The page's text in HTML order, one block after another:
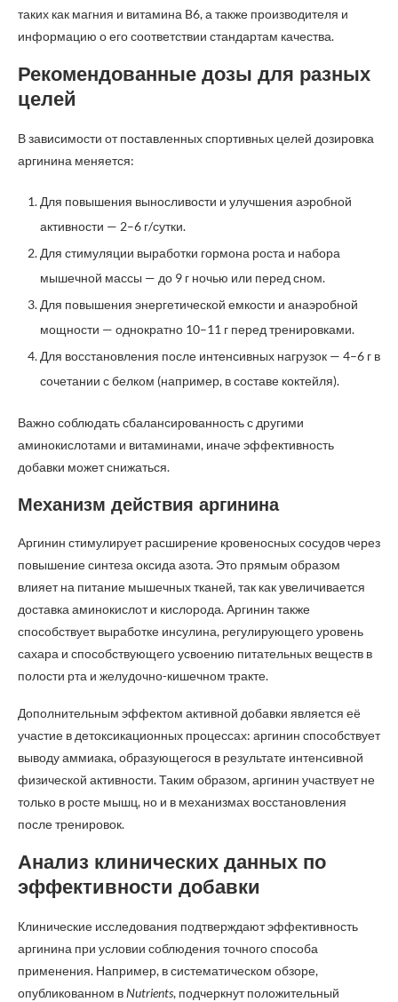
таких как магния и витамина B6, а также производителя и
информацию о его соответствии стандартам качества.
Рекомендованные дозы для разных
целей
В зависимости от поставленных спортивных целей дозировка
аргинина меняется:
Для повышения выносливости и улучшения аэробной
активности — 2–6 г/сутки.
Для стимуляции выработки гормона роста и набора
мышечной массы — до 9 г ночью или перед сном.
Для повышения энергетической емкости и анаэробной
мощности — однократно 10–11 г перед тренировками.
Для восстановления после интенсивных нагрузок — 4–6 г в
сочетании с белком (например, в составе коктейля).
Важно соблюдать сбалансированность с другими
аминокислотами и витаминами, иначе эффективность
добавки может снижаться.
Механизм действия аргинина
Аргинин стимулирует расширение кровеносных сосудов через
повышение синтеза оксида азота. Это прямым образом
влияет на питание мышечных тканей, так как увеличивается
доставка аминокислот и кислорода. Аргинин также
способствует выработке инсулина, регулирующего уровень
сахара и способствующего усвоению питательных веществ в
полости рта и желудочно-кишечном тракте.
Дополнительным эффектом активной добавки является её
участие в детоксикационных процессах: аргинин способствует
выводу аммиака, образующегося в результате интенсивной
физической активности. Таким образом, аргинин участвует не
только в росте мышц, но и в механизмах восстановления
после тренировок.
Анализ клинических данных по
эффективности добавки
Клинические исследования подтверждают эффективность
аргинина при условии соблюдения точного способа
применения. Например, в систематическом обзоре,
опубликованном вNutrients, подчеркнут положительный